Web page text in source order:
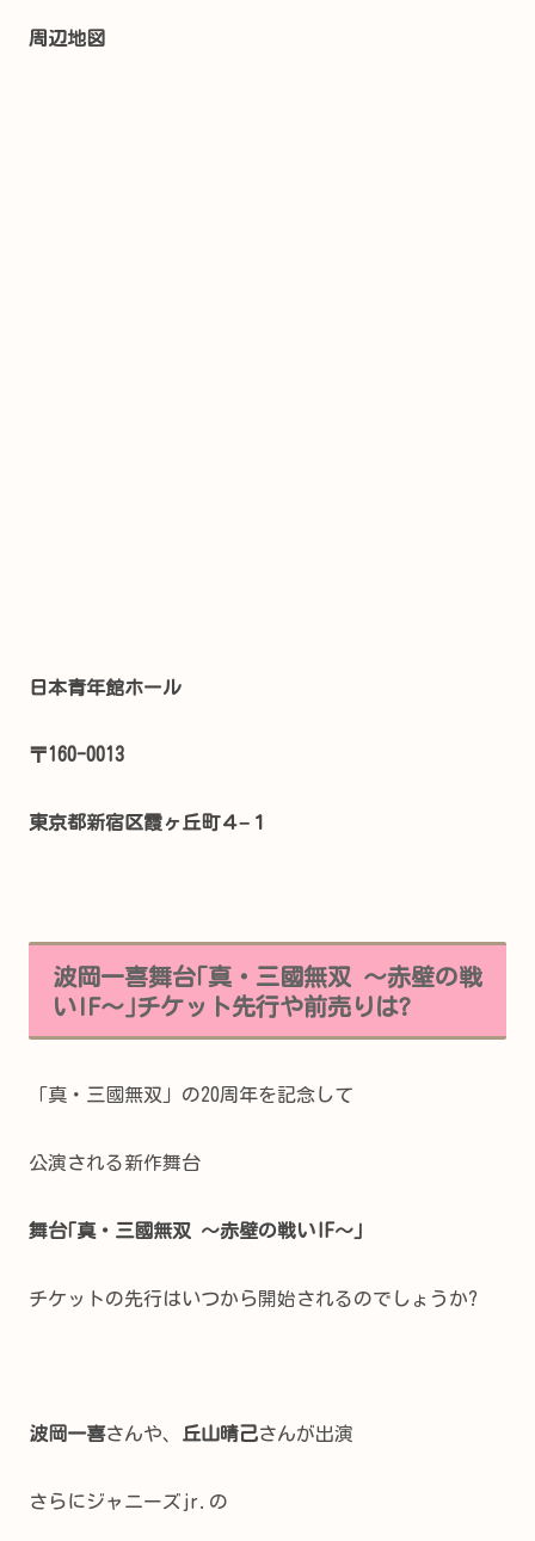
周辺地図
日本青年館ホール
〒160-0013
東京都新宿区霞ヶ丘町４−１
波岡一喜舞台｢真・三國無双 ～赤壁の戦
いIF～｣チケット先行や前売りは?
「真・三國無双」の20周年を記念して
公演される新作舞台
舞台｢真・三國無双 ～赤壁の戦い IF～｣
チケットの先行はいつから開始されるのでしょうか?
波岡一喜さんや、 丘山晴己さんが出演
さらにジャニーズjr.の